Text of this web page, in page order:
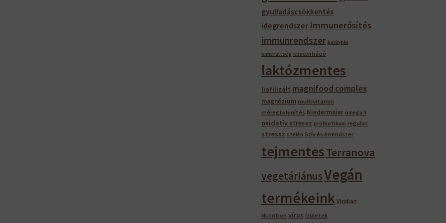
gyulladáscsökkentés
idegrendszer Immunerősítés
immunrendszer keringés
kimerültség koncentráció
laktózmentes
liofilizált magnifood complex
magnézium multivitamin
méregtelenítés Niedermaier omega 3
oxidatív stressz probiotikum regulat
stressz szelén Szív és érrendszer
tejmentesTerranova
vegetáriánusVegán
termékeink Viridian
Nutrition vírus ízületek